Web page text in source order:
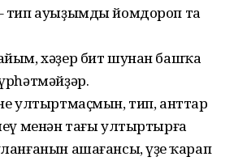
тип ауыҙымды йомдороп та
хәҙер бит шу­нан башҡа
ултыртмаҫ­мын, тип, анттар
менән тағы ултыртырға
ашағансы, үҙең ҡарап